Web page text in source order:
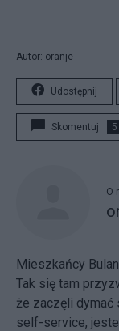
Autor: oranje
Udostępnij
Skomentuj 5
O
Mieszkańcy
Tak się tam
że zaczęli dymać
self-service,